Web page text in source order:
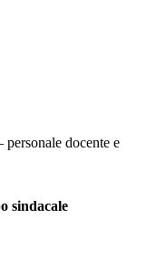
docente e
sindacale